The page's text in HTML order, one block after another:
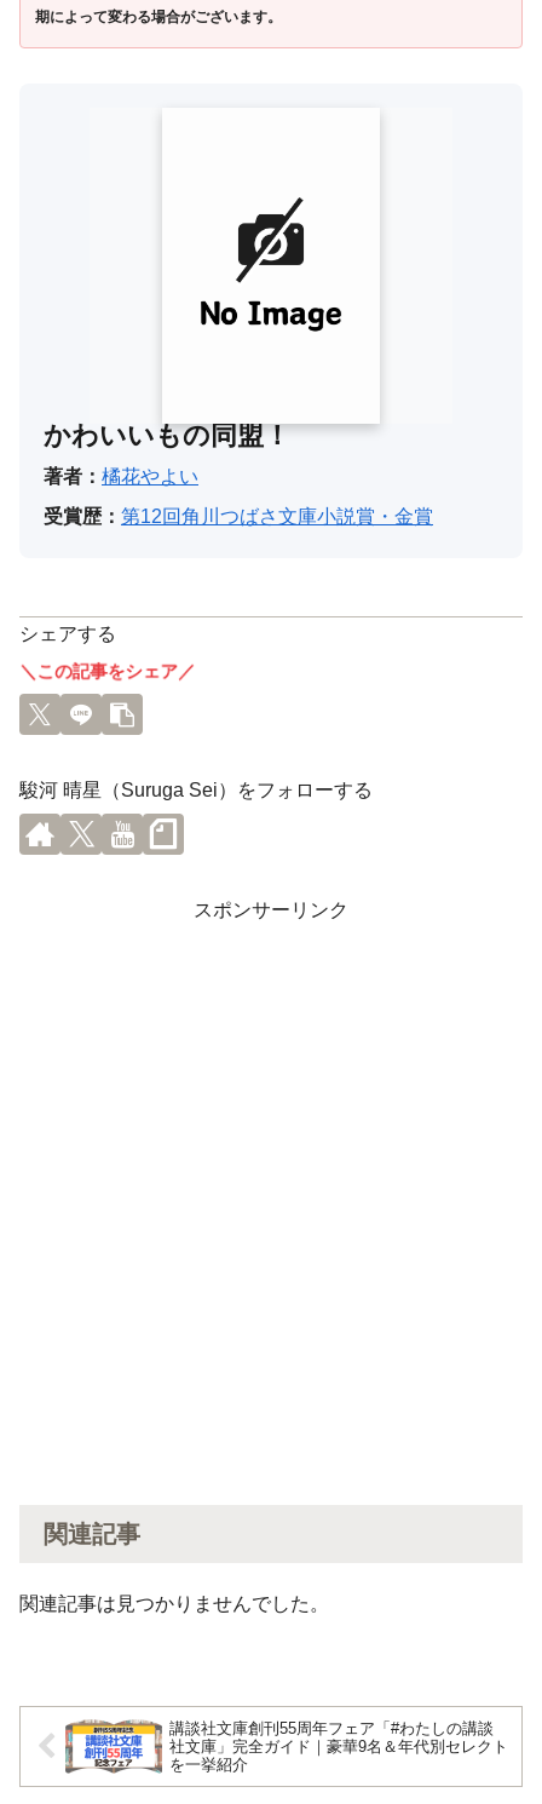
期によって変わる場合がございます。
かわいいもの同盟！
著者： 橘花やよい
受賞歴： 第12回角川つばさ文庫小説賞・金賞
シェアする
＼この記事をシェア／
駿河 晴星（Suruga Sei）をフォローする
スポンサーリンク
関連記事
関連記事は見つかりませんでした。
講談社文庫創刊55周年フェア「#わたしの講談
社文庫」完全ガイド｜豪華9名＆年代別セレクト
を一挙紹介